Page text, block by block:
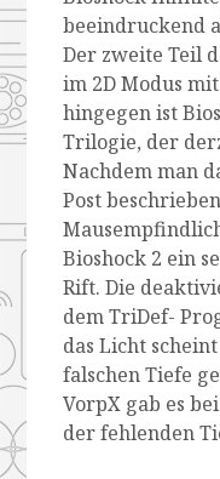
beeindruckend
Der zweite Teil
im 2D Modus
hingegen ist
Trilogie, der
Nachdem man
Post
Bioshock 2 ein
Rift. Die
dem TriDef-
das Licht
falschen Tiefe
VorpX gab es
der fehlenden